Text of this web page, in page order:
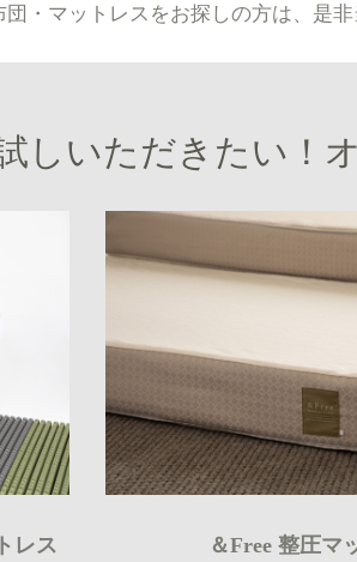
・マットレスをお探しの方は、是非
しいただきたい！
レス ＆Free 整圧マ